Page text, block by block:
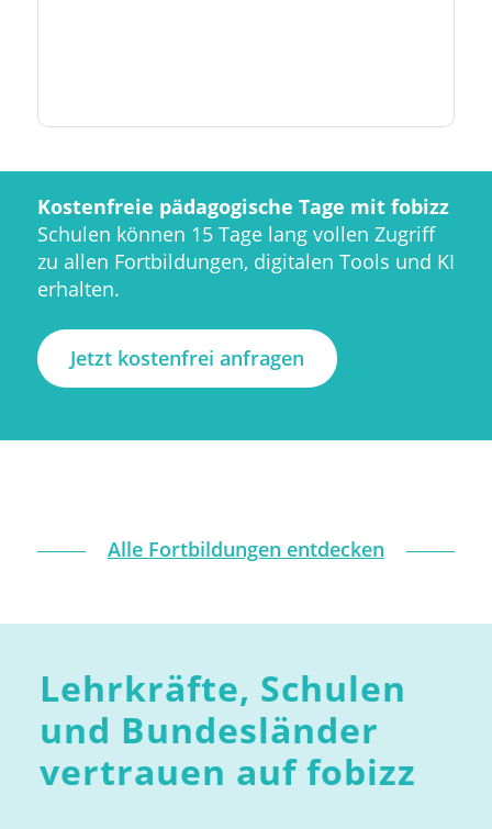
Kostenfreie pädagogische Tage mit fobizz
Schulen können 15 Tage lang vollen Zugriff
zu allen Fortbildungen, digitalen Tools und KI
erhalten.
Jetzt kostenfrei anfragen
Alle Fortbildungen entdecken
Lehrkräfte, Schulen
und Bundesländer
vertrauen auf fobizz